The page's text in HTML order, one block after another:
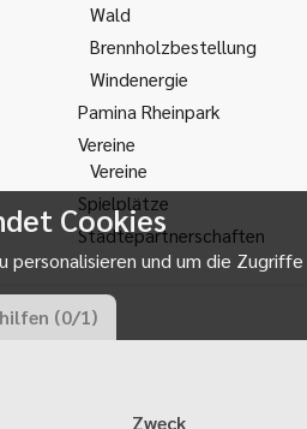
Wald
Brennholzbestellung
Windenergie
Pamina Rheinpark
Vereine
Vereine
Spielplätze
Städtepartnerschaften
Cookies
personalisieren und um die
(0/1)
Zweck